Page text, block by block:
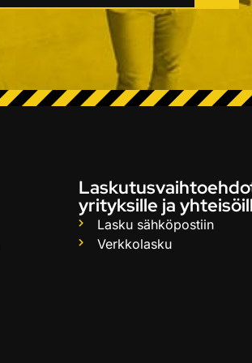
yrityksille ja
Lasku sähköpostiin
Verkkolasku